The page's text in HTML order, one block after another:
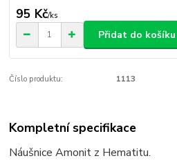
95 Kč/ks
Přidat do košíku
Číslo produktu: 1113
Kompletní specifikace
Náušnice Amonit z Hematitu.